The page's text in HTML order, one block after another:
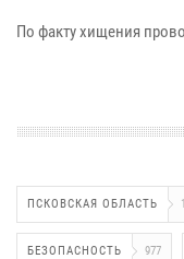
По факту хищения
ПСКОВСКАЯ ОБЛАСТЬ
БЕЗОПАСНОСТЬ 977